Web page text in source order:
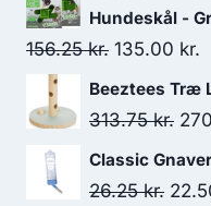
pris
var:
Hundeskål -
156.25kr. Den
oprindelige
pris
156.25 kr..
135.00 kr.
Beeztees Træ
313.75kr. Den
pris
Classic
26.25kr. Den